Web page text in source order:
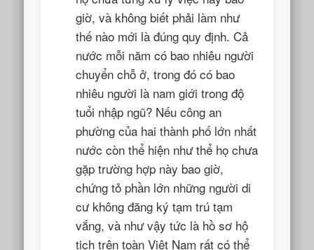
giờ, và không biết phải làm như
thế nào mới là đúng quy định. Cả
nước mỗi năm có bao nhiêu người
chuyển chỗ ở, trong đó có bao
nhiêu người là nam giới trong độ
tuổi nhập ngũ? Nếu công an
phường của hai thành phố lớn nhất
nước còn thể hiện như thể họ chưa
gặp trường hợp này bao giờ,
chứng tỏ phần lớn những người di
cư không đăng ký tạm trú tạm
vắng, và như vậy tức là hồ sơ hộ
tịch trên toàn Việt Nam rất có thể